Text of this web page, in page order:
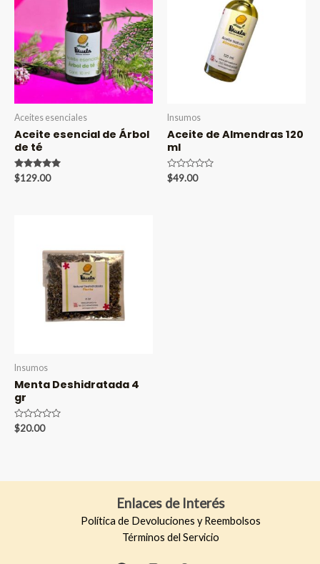
Aceites esenciales
Aceite esencial de Árbol
de té
Valorado en
5.00
$129.00
Insumos
Aceite de Almendras 120
ml
Valorado
en
$49.00
Insumos
Menta Deshidratada 4
gr
Valorado
en
$20.00
Enlaces de Interés
Política de Devoluciones y Reembolsos
Términos del Servicio